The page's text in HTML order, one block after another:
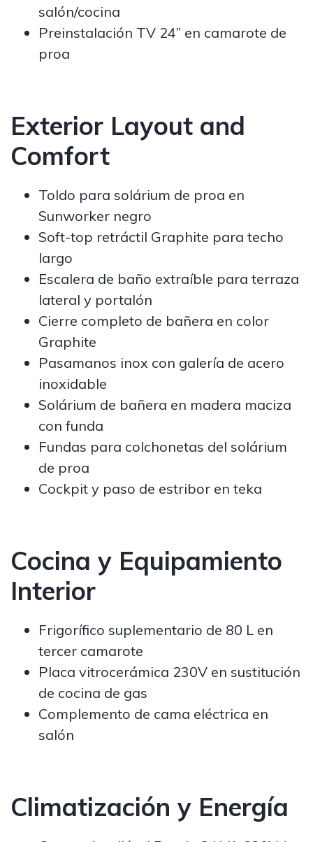
salón/cocina
Preinstalación TV 24” en camarote de
proa
Exterior Layout and
Comfort
Toldo para solárium de proa en
Sunworker negro
Soft-top retráctil Graphite para techo
largo
Escalera de baño extraíble para terraza
lateral y portalón
Cierre completo de bañera en color
Graphite
Pasamanos inox con galería de acero
inoxidable
Solárium de bañera en madera maciza
con funda
Fundas para colchonetas del solárium
de proa
Cockpit y paso de estribor en teka
Cocina y Equipamiento
Interior
Frigorífico suplementario de 80 L en
tercer camarote
Placa vitrocerámica 230V en sustitución
de cocina de gas
Complemento de cama eléctrica en
salón
Climatización y Energía